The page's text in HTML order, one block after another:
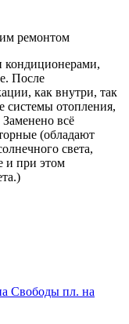
ремонтом
кондиционерами,
После
как внутри, так
системы отопления,
всё
(обладают
света,
и при этом
Свободы пл. на